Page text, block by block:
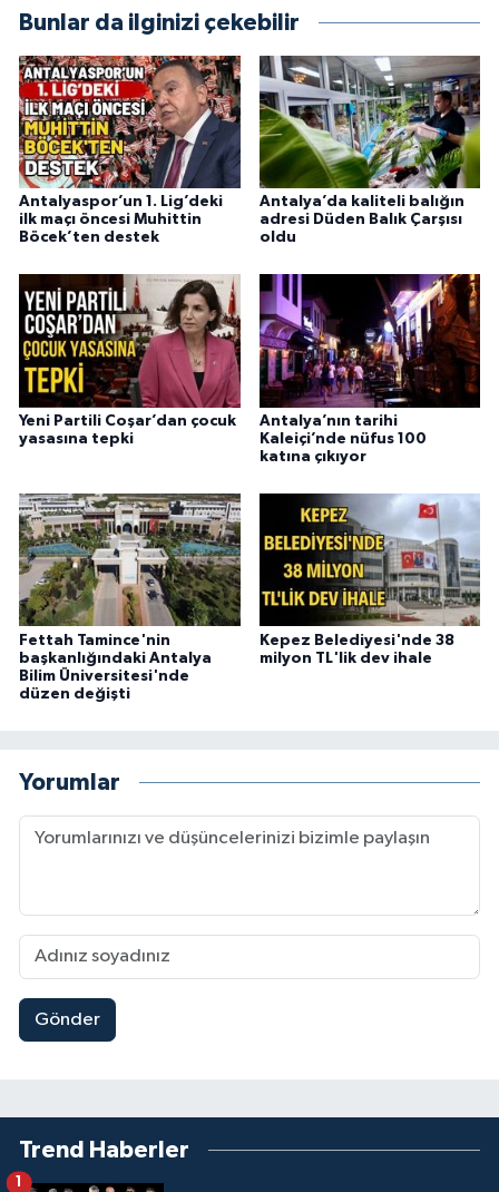
Bunlar da ilginizi çekebilir
Antalyaspor’un 1. Lig’deki
ilk maçı öncesi Muhittin
Böcek’ten destek
Antalya’da kaliteli balığın
adresi Düden Balık Çarşısı
oldu
Yeni Partili Coşar’dan çocuk
yasasına tepki
Antalya’nın tarihi
Kaleiçi’nde nüfus 100
katına çıkıyor
Fettah Tamince'nin
başkanlığındaki Antalya
Bilim Üniversitesi'nde
düzen değişti
Kepez Belediyesi'nde 38
milyon TL'lik dev ihale
Yorumlar
Gönder
Trend Haberler